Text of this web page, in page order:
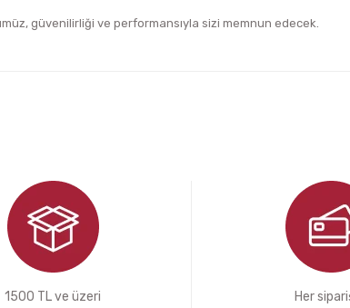
güvenilirliği ve performansıyla sizi memnun edecek.
1500 TL ve üzeri Her